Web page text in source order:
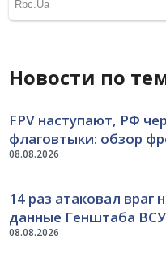
Новости по
08.08.2026
FPV наступают, РФ
флаговтыки: обзор
08.08.2026
14 раз атаковал враг
данные Генштаба ВСУ